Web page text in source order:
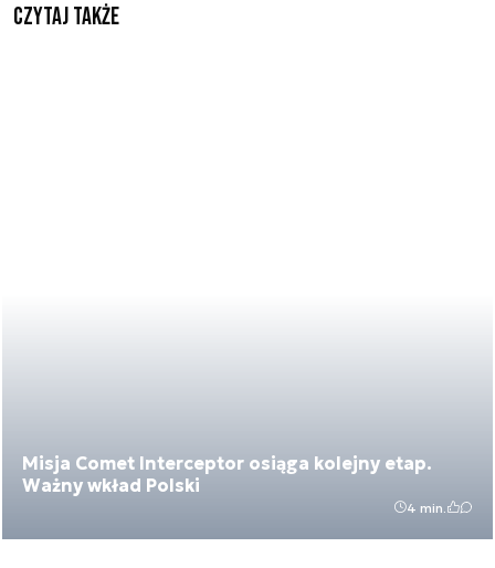
Czytaj także
Misja Comet Interceptor osiąga kolejny etap.
Ważny wkład Polski
4 min.